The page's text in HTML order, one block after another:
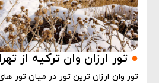
● تور ارزان وان ترکیه از
تور وان ارزان ترین تور در میان تور